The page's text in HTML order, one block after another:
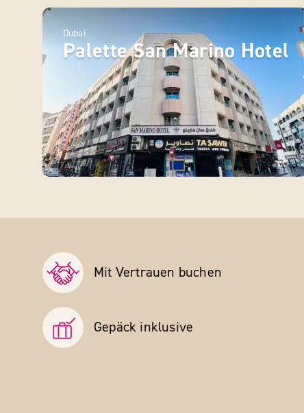
Dubai
Palette San Marino Hotel
Mit Vertrauen buchen
Gepäck inklusive